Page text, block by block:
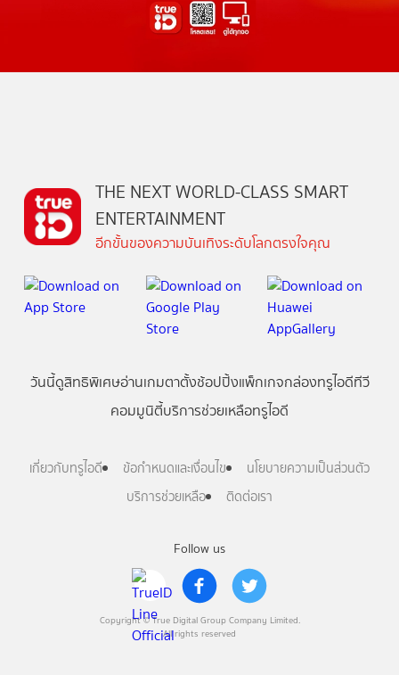
Follow us
Copyright © True Digital Group Company Limited.
All rights reserved
THE NEXT WORLD-CLASS SMART
ENTERTAINMENT
อีกขั้นของความบันเทิงระดับโลกตรงใจคุณ
วันนี้ดูสิทธิพิเศษอ่านเกมตาตั้งช้อปปิ้งแพ็กเกจกล่องทรูไอดีทีวี
คอมมูนิตี้บริการช่วยเหลือทรูไอดี
เกี่ยวกับทรูไอดี ข้อกำหนดและเงื่อนไข
นโยบายความเป็นส่วนตัว
บริการช่วยเหลือ
ติดต่อเรา